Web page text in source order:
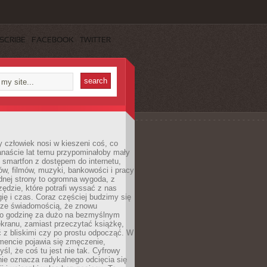
FACEBOOK TWITTER
człowiek nosi w kieszeni coś, co
lat temu przypominałoby mały
z dostępem do internetu,
filmów, muzyki, bankowości i pracy
strony to ogromna wygoda, z
które potrafi wyssać z nas
i czas. Coraz częściej budzimy się
świadomością, że znowu
godzinę za dużo na bezmyślnym
zamiast przeczytać książkę,
z bliskimi czy po prostu odpocząć. W
pojawia się zmęczenie,
że coś tu jest nie tak. Cyfrowy
oznacza radykalnego odcięcia się